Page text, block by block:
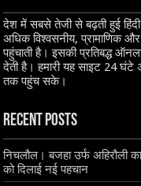
देश में सबसे तेजी से बढ़ती हुई
अधिक विश्वसनीय, प्रामाणिक और
पहुंचाती है। इसकी प्रतिबद्ध
देती है। हमारी यह साइट 24 घंटे
तक पहुंच सके।
Recent Posts
निचलौल। बजहा उर्फ अहिरौली
को दिलाई नई पहचान